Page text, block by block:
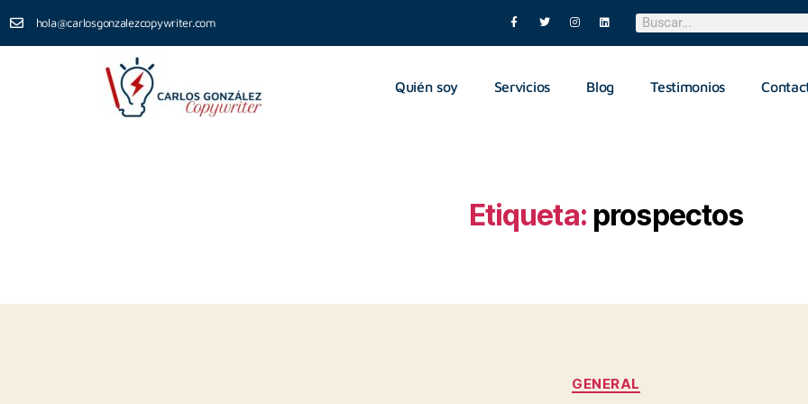
hola@carlosgonzalezcopywriter.com
Quién soy Servicios Blog Testimonios
Etiqueta: prospectos
GENERAL